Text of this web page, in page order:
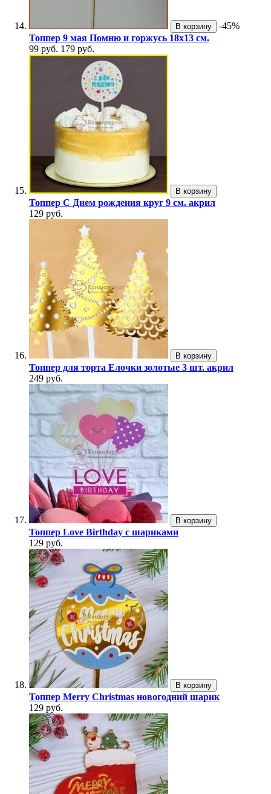
В корзину
-45%
Топпер 9 мая Помню и горжусь 18х13 см.
99 руб. 179 руб.
В корзину
Топпер С Днем рождения круг 9 см. акрил
129 руб.
В корзину
Топпер для торта Елочки золотые 3 шт. акрил
249 руб.
В корзину
Топпер Love Birthday с шариками
129 руб.
В корзину
Топпер Merry Christmas новогодний шарик
129 руб.